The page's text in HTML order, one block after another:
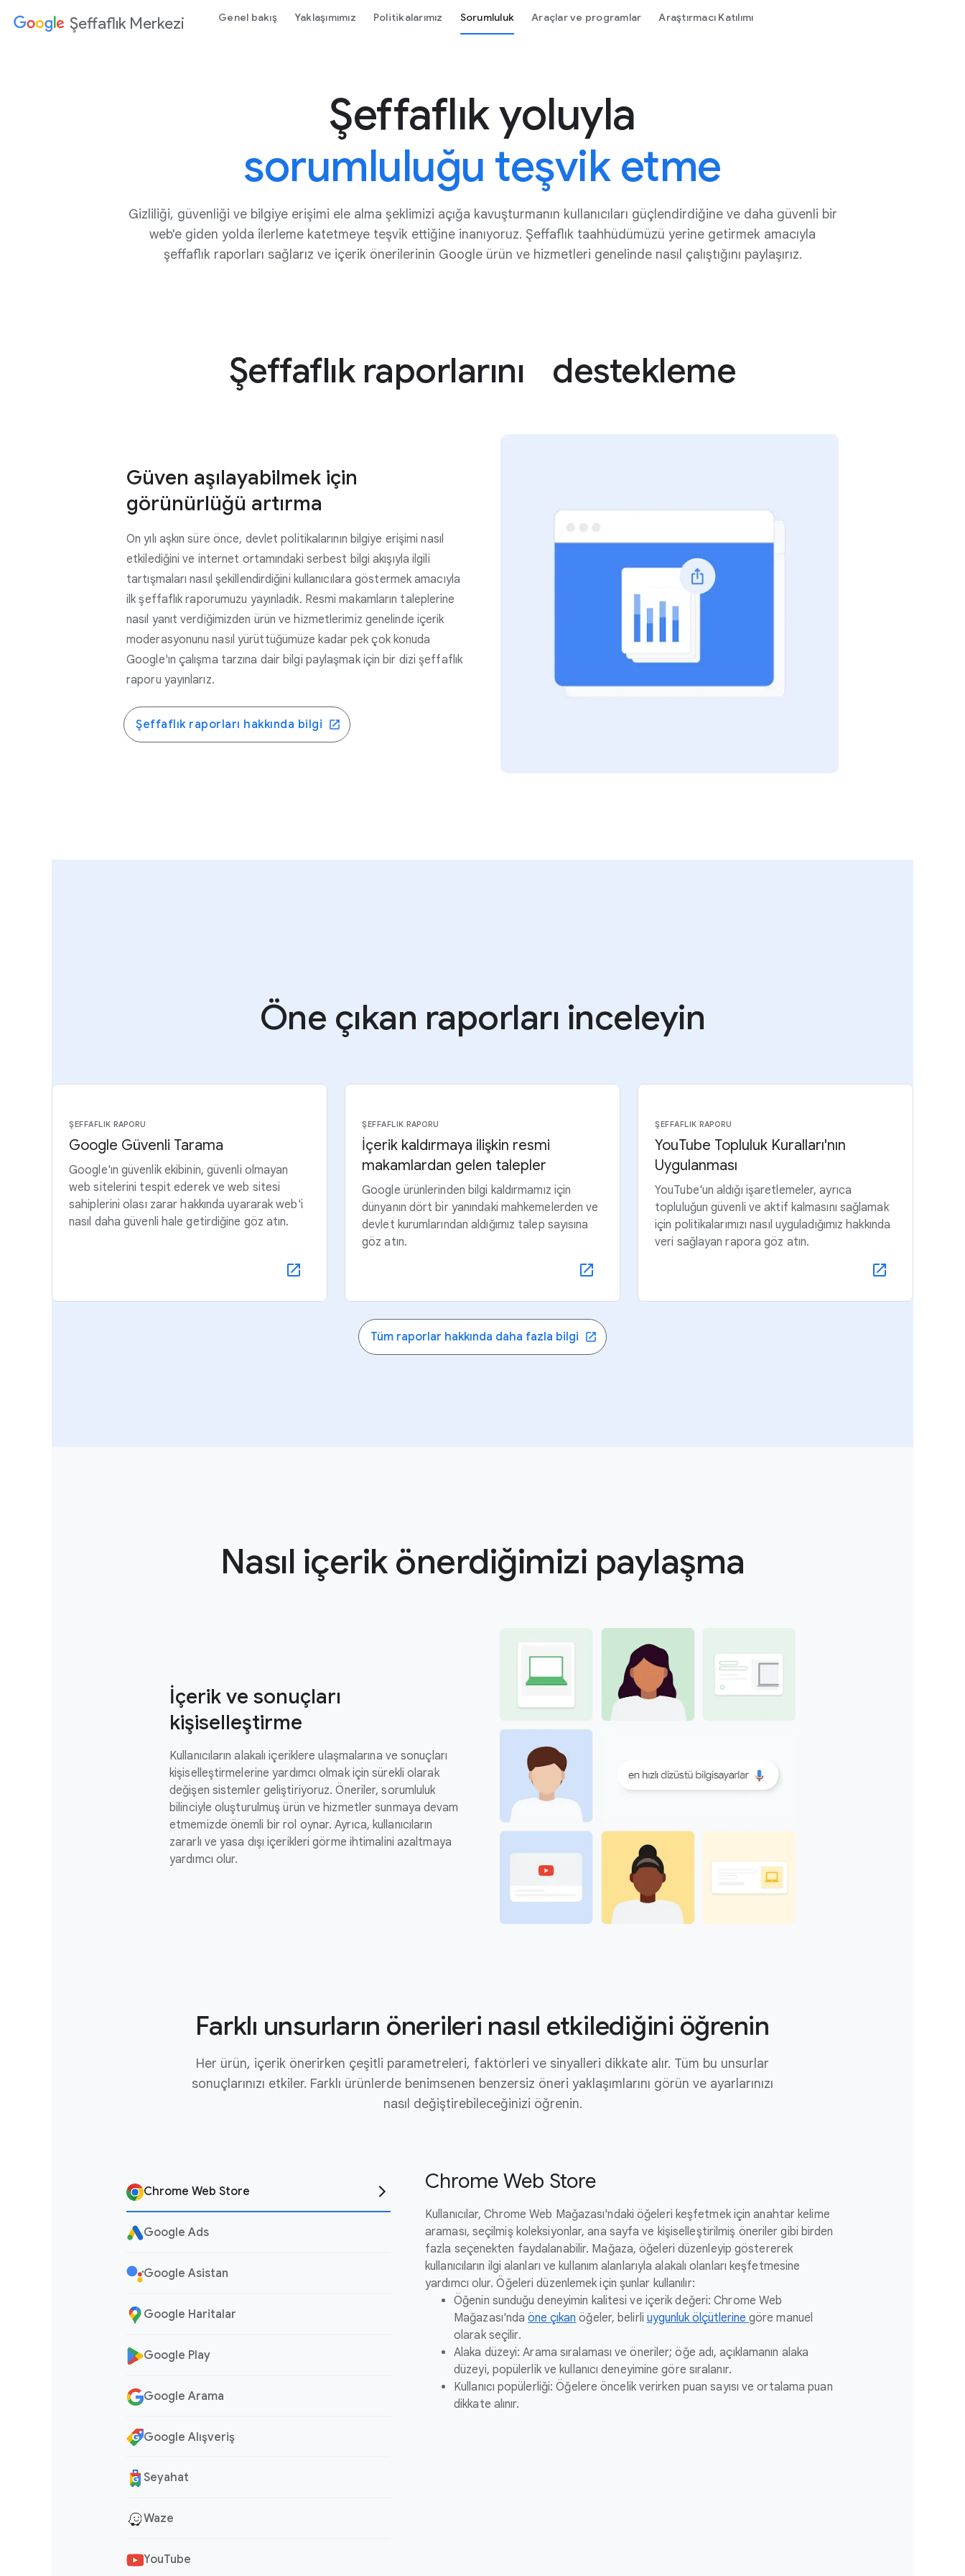
Şeffaflık Merkezi Genel bakış Yaklaşımımız Politikalarımız Sorumluluk Araçlar ve programlar Araştırmacı Katılımı
Şeffaflık yoluyla
sorumluluğu teşvik etme
Gizliliği, güvenliği ve bilgiye erişimi ele alma şeklimizi açığa kavuşturmanın kullanıcıları güçlendirdiğine ve daha güvenli bir
web'e giden yolda ilerleme katetmeye teşvik ettiğine inanıyoruz. Şeffaflık taahhüdümüzü yerine getirmek amacıyla
şeffaflık raporları sağlarız ve içerik önerilerinin Google ürün ve hizmetleri genelinde nasıl çalıştığını paylaşırız.
Şeffaflık raporlarını destekleme
Güven aşılayabilmek için
görünürlüğü artırma
On yılı aşkın süre önce, devlet politikalarının bilgiye erişimi nasıl
etkilediğini ve internet ortamındaki serbest bilgi akışıyla ilgili
tartışmaları nasıl şekillendirdiğini kullanıcılara göstermek amacıyla
ilk şeffaflık raporumuzu yayınladık. Resmi makamların taleplerine
nasıl yanıt verdiğimizden ürün ve hizmetlerimiz genelinde içerik
moderasyonunu nasıl yürüttüğümüze kadar pek çok konuda
Google'ın çalışma tarzına dair bilgi paylaşmak için bir dizi şeffaflık
raporu yayınlarız.
Şeffaflık raporları hakkında bilgi
Öne çıkan raporları inceleyin
ŞEFFAFLIK RAPORU
Google Güvenli Tarama
Google'ın güvenlik ekibinin, güvenli olmayan
web sitelerini tespit ederek ve web sitesi
sahiplerini olası zarar hakkında uyararak web'i
nasıl daha güvenli hale getirdiğine göz atın.
ŞEFFAFLIK RAPORU
İçerik kaldırmaya ilişkin resmi
makamlardan gelen talepler
Google ürünlerinden bilgi kaldırmamız için
dünyanın dört bir yanındaki mahkemelerden ve
devlet kurumlarından aldığımız talep sayısına
göz atın.
ŞEFFAFLIK RAPORU
YouTube Topluluk Kuralları'nın
Uygulanması
YouTube'un aldığı işaretlemeler, ayrıca
topluluğun güvenli ve aktif kalmasını sağlamak
için politikalarımızı nasıl uyguladığımız hakkında
veri sağlayan rapora göz atın.
Tüm raporlar hakkında daha fazla bilgi
Nasıl içerik önerdiğimizi paylaşma
İçerik ve sonuçları
kişiselleştirme
Kullanıcıların alakalı içeriklere ulaşmalarına ve sonuçları
kişiselleştirmelerine yardımcı olmak için sürekli olarak
değişen sistemler geliştiriyoruz. Öneriler, sorumluluk
bilinciyle oluşturulmuş ürün ve hizmetler sunmaya devam
etmemizde önemli bir rol oynar. Ayrıca, kullanıcıların
zararlı ve yasa dışı içerikleri görme ihtimalini azaltmaya
yardımcı olur.
Farklı unsurların önerileri nasıl etkilediğini öğrenin
Her ürün, içerik önerirken çeşitli parametreleri, faktörleri ve sinyalleri dikkate alır. Tüm bu unsurlar
sonuçlarınızı etkiler. Farklı ürünlerde benimsenen benzersiz öneri yaklaşımlarını görün ve ayarlarınızı
nasıl değiştirebileceğinizi öğrenin.
Chrome Web Store
Google Ads
Google Asistan
Google Haritalar
Google Play
Google Arama
Google Alışveriş
Seyahat
Waze
YouTube
Chrome Web Store
Kullanıcılar, Chrome Web Mağazası'ndaki öğeleri keşfetmek için anahtar kelime
araması, seçilmiş koleksiyonlar, ana sayfa ve kişiselleştirilmiş öneriler gibi birden
fazla seçenekten faydalanabilir. Mağaza, öğeleri düzenleyip göstererek
kullanıcıların ilgi alanları ve kullanım alanlarıyla alakalı olanları keşfetmesine
yardımcı olur. Öğeleri düzenlemek için şunlar kullanılır:
Öğenin sunduğu deneyimin kalitesi ve içerik değeri: Chrome Web
Mağazası'nda öne çıkan öğeler, belirli uygunluk ölçütlerine göre manuel
olarak seçilir.
Alaka düzeyi: Arama sıralaması ve öneriler; öğe adı, açıklamanın alaka
düzeyi, popülerlik ve kullanıcı deneyimine göre sıralanır.
Kullanıcı popülerliği: Öğelere öncelik verirken puan sayısı ve ortalama puan
dikkate alınır.